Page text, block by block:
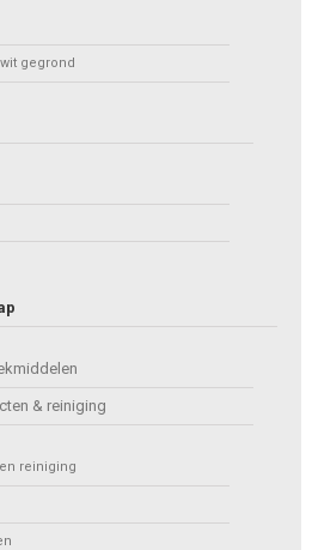
gegrond
& reiniging
reiniging